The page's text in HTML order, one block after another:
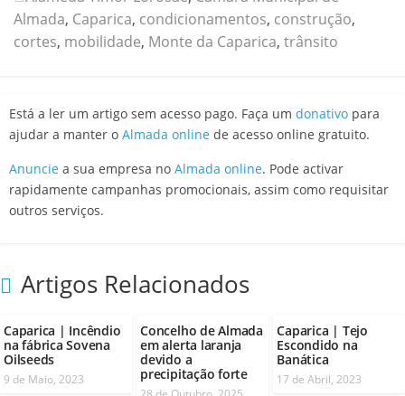
Almada, Caparica, condicionamentos, construção,
cortes, mobilidade, Monte da Caparica, trânsito
Está a ler um artigo sem acesso pago. Faça um donativo para
ajudar a manter o Almada online de acesso online gratuito.
Anuncie a sua empresa no Almada online. Pode activar
rapidamente campanhas promocionais, assim como requisitar
outros serviços.
Artigos Relacionados
Caparica | Incêndio
na fábrica Sovena
Oilseeds
9 de Maio, 2023
Concelho de Almada
em alerta laranja
devido a
precipitação forte
Caparica | Tejo
Escondido na
Banática
17 de Abril, 2023